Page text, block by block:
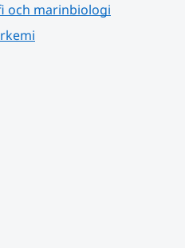
och marinbiologi